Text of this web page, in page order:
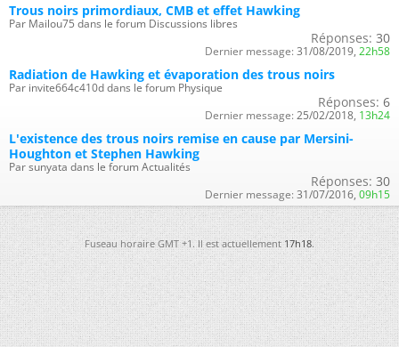
Trous noirs primordiaux, CMB et effet Hawking
Par Mailou75 dans le forum Discussions libres
Réponses: 30
Dernier message: 31/08/2019, 22h58
Radiation de Hawking et évaporation des trous noirs
Par invite664c410d dans le forum Physique
Réponses: 6
Dernier message: 25/02/2018, 13h24
L'existence des trous noirs remise en cause par Mersini-
Houghton et Stephen Hawking
Par sunyata dans le forum Actualités
Réponses: 30
Dernier message: 31/07/2016, 09h15
Fuseau horaire GMT +1. Il est actuellement17h18.